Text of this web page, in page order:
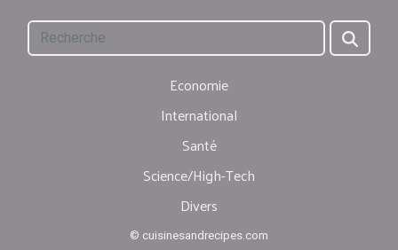
Economie
International
Santé
Science/High-Tech
Divers
© cuisinesandrecipes.com